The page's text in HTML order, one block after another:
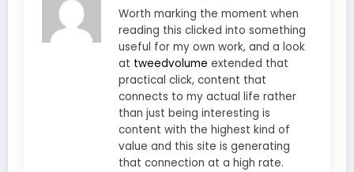
Worth marking the moment when
reading this clicked into something
useful for my own work, and a look
at tweedvolume extended that
practical click, content that
connects to my actual life rather
than just being interesting is
content with the highest kind of
value and this site is generating
that connection at a high rate.